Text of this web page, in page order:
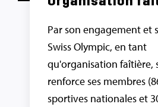
Par son engagement et
Swiss Olympic, en tant
qu'organisation faîtière,
renforce ses membres
sportives nationales et